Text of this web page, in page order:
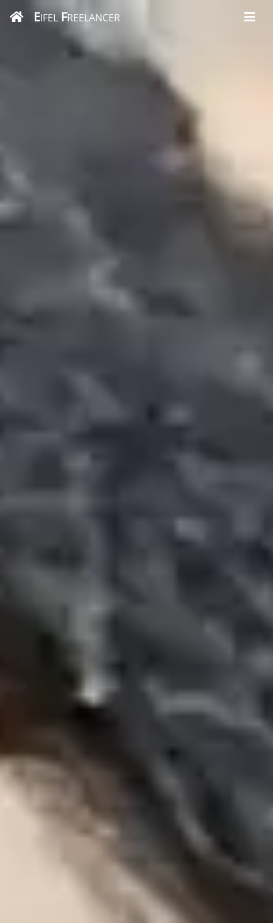
EIFELFREELANCER